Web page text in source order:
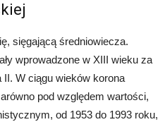
sięgającą średniowiecza.
wprowadzone w XIII wieku za
II. W ciągu wieków korona
pod względem wartości,
od 1953 do 1993 roku,